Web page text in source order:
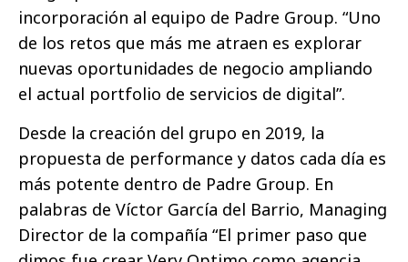
incorporación al equipo de Padre Group. “Uno
de los retos que más me atraen es explorar
nuevas oportunidades de negocio ampliando
el actual portfolio de servicios de digital”.
Desde la creación del grupo en 2019, la
propuesta de performance y datos cada día es
más potente dentro de Padre Group. En
palabras de Víctor García del Barrio, Managing
Director de la compañía “El primer paso que